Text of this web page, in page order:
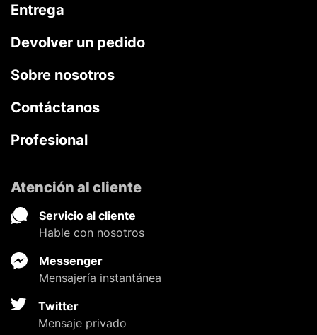
Entrega
Devolver un pedido
Sobre nosotros
Contáctanos
Profesional
Atención al cliente
Servicio al cliente
Hable con nosotros
Messenger
Mensajería instantánea
Twitter
Mensaje privado